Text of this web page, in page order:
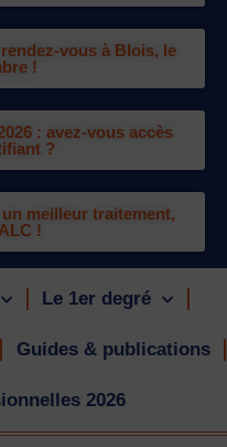
vous à Blois, le
!
: avez-vous accès
?
meilleur traitement,
!
Le 1er degré
Guides & publications
2026